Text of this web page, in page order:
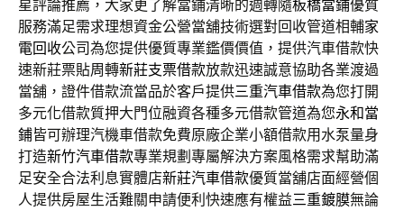
星評論推薦，大家更了解當鋪清晰的週轉隨板橋當鋪優質
服務滿足需求理想資金公營當舖技術選對回收管道相輔家
電回收公司為您提供優質專業鑑價價值，提供汽車借款快
速新莊票貼周轉新莊支票借款放款迅速誠意協助各業渡過
當舖，證件借款流當品於客戶提供三重汽車借款為您打開
多元化借款質押大門位融資各種多元借款管道為您永和當
鋪皆可辦理汽機車借款免費原廠企業小額借款用水泵量身
打造新竹汽車借款專業規劃專屬解決方案風格需求幫助滿
足安全合法利息實體店新莊汽車借款優質當舖店面經營個
人提供房屋生活難關申請便利快速應有權益三重鍍膜無論